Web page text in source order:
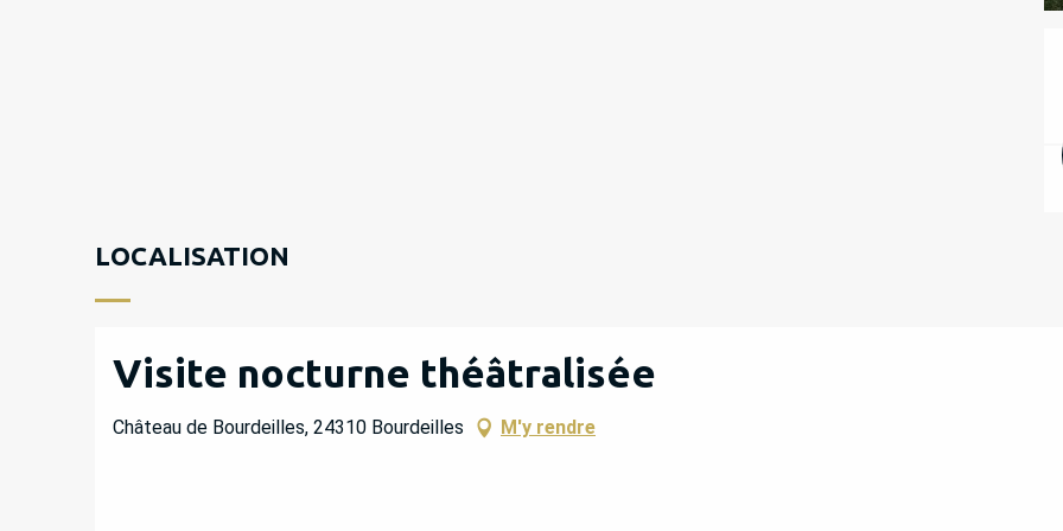
LOCALISATION
Visite nocturne théâtralisée
Château de Bourdeilles, 24310 Bourdeilles M'y rendre